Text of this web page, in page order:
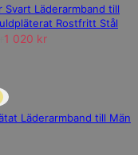
Svart Läderarmband till
Rostfritt Stål
1 020 kr
Läderarmband till Män